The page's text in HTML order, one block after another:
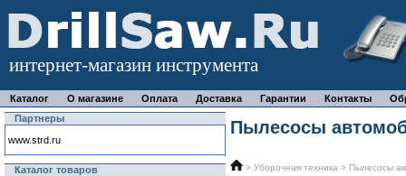
интернет-магазин инструмента
Каталог О магазине Оплата Доставка Гарантии Контакты
Партнеры
www.strd.ru
Каталог товаров
Пылесосы
> Уборочная техника > Пылесосы